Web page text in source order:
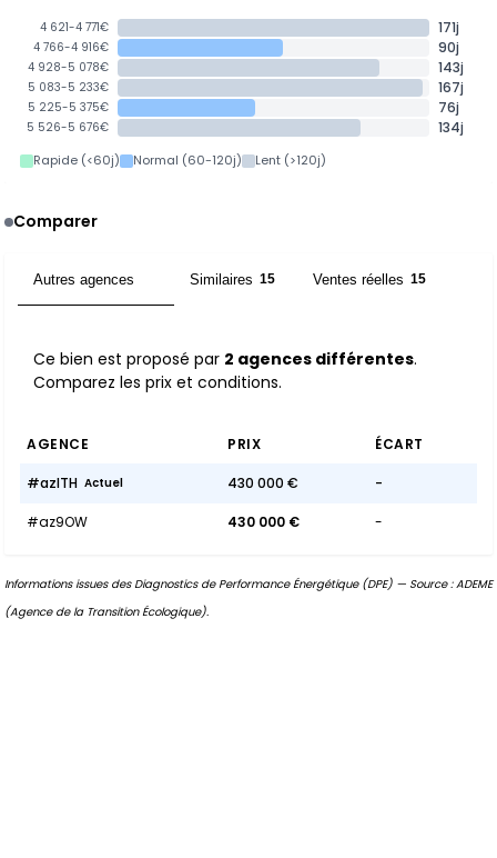
4 621-4 771€ 171j
4 766-4 916€ 90j
4 928-5 078€ 143j
5 083-5 233€ 167j
5 225-5 375€ 76j
5 526-5 676€ 134j
Rapide (<60j) Normal (60-120j) Lent (>120j)
Comparer
Autres agences Similaires 15 Ventes réelles 15
Ce bien est proposé par 2 agences différentes.
Comparez les prix et conditions.
AGENCE PRIX ÉCART
#azlTH Actuel 430 000 € -
#az9OW 430 000 € -
Informations issues des Diagnostics de Performance Énergétique (DPE) — Source : ADEME
(Agence de la Transition Écologique).